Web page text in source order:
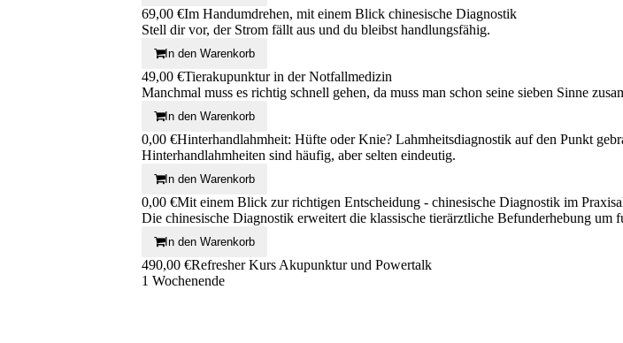
69,00 €Im Handumdrehen, mit einem Blick chinesische Diagnostik
Stell dir vor, der Strom fällt aus und du bleibst handlungsfähig.
In den Warenkorb
49,00 €Tierakupunktur in der Notfallmedizin
Manchmal muss es richtig schnell gehen, da muss man schon seine sieben Sinne
In den Warenkorb
0,00 €Hinterhandlahmheit: Hüfte oder Knie? Lahmheitsdiagnostik auf den Punkt
Hinterhandlahmheiten sind häufig, aber selten eindeutig.
In den Warenkorb
0,00 €Mit einem Blick zur richtigen Entscheidung - chinesische Diagnostik im
Die chinesische Diagnostik erweitert die klassische tierärztliche Befunderhebung um
In den Warenkorb
490,00 €Refresher Kurs Akupunktur und Powertalk
1 Wochenende